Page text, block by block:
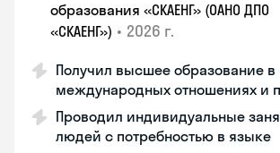
образования «СКАЕНГ» (ОАНО ДПО
«СКАЕНГ») • 2026 г.
Получил высшее образование в
международных отношениях и
Проводил индивидуальные
людей с потребностью в языке